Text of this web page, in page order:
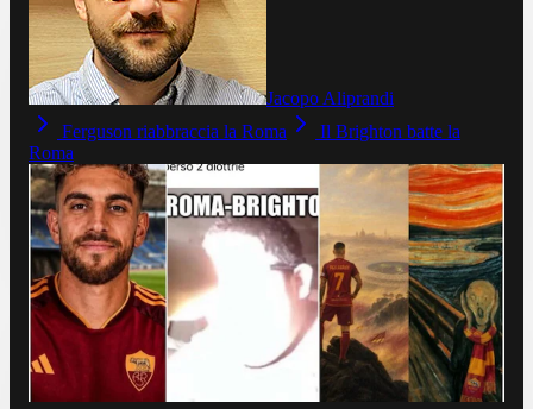
Jacopo Aliprandi
Ferguson riabbraccia la Roma
Il Brighton batte la
Roma